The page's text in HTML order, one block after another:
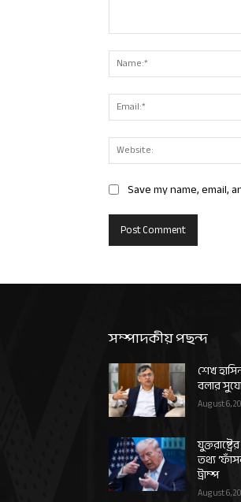
Comment:
Save my name, email,
সম্পাদকীয় পছন্দ
শেখ
বলার
August 6,
তথ্য
ট্রাম্প
August 6,